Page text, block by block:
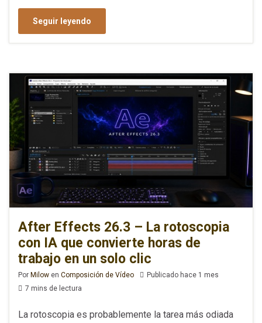
Seguir leyendo
After Effects 26.3 – La rotoscopia
con IA que convierte horas de
trabajo en un solo clic
Por Milow en Composición de Vídeo
Publicado hace 1 mes
7 mins de lectura
La rotoscopia es probablemente la tarea más odiada